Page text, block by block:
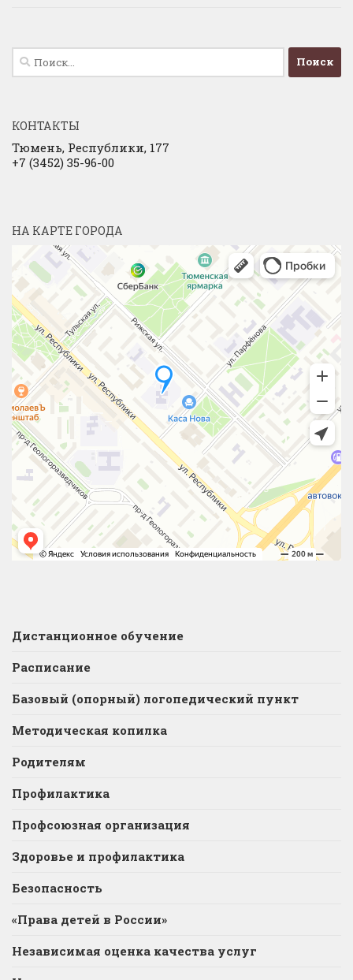
Найти:
КОНТАКТЫ
Тюмень, Республики, 177
+7 (3452) 35-96-00
НА КАРТЕ ГОРОДА
Дистанционное обучение
Расписание
Базовый (опорный) логопедический пункт
Методическая копилка
Родителям
Профилактика
Профсоюзная организация
Здоровье и профилактика
Безопасность
«Права детей в России»
Независимая оценка качества услуг